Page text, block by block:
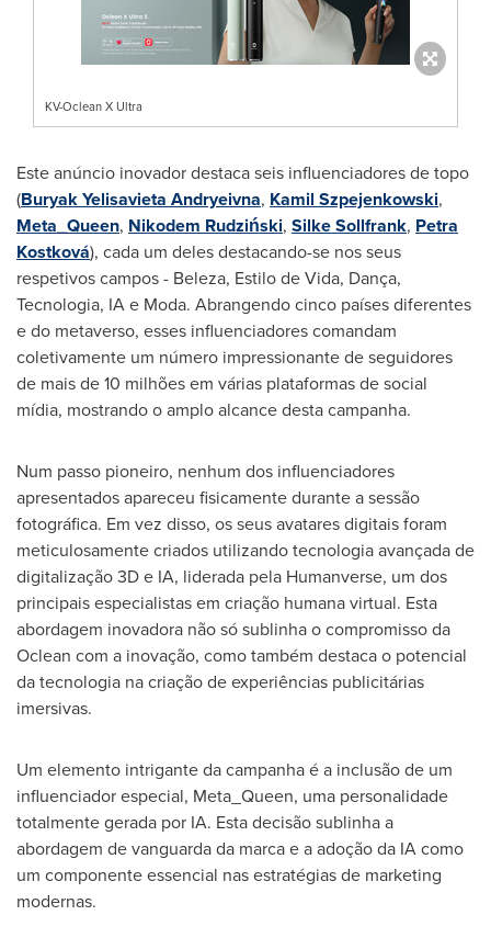
KV-Oclean X Ultra
Este anúncio inovador destaca seis influenciadores de topo
(Buryak Yelisavieta Andryeivna, Kamil Szpejenkowski,
Meta_Queen, Nikodem Rudziński, Silke Sollfrank, Petra
Kostková), cada um deles destacando-se nos seus
respetivos campos - Beleza, Estilo de Vida, Dança,
Tecnologia, IA e Moda. Abrangendo cinco países diferentes
e do metaverso, esses influenciadores comandam
coletivamente um número impressionante de seguidores
de mais de 10 milhões em várias plataformas de social
mídia, mostrando o amplo alcance desta campanha.
Num passo pioneiro, nenhum dos influenciadores
apresentados apareceu fisicamente durante a sessão
fotográfica. Em vez disso, os seus avatares digitais foram
meticulosamente criados utilizando tecnologia avançada de
digitalização 3D e IA, liderada pela Humanverse, um dos
principais especialistas em criação humana virtual. Esta
abordagem inovadora não só sublinha o compromisso da
Oclean com a inovação, como também destaca o potencial
da tecnologia na criação de experiências publicitárias
imersivas.
Um elemento intrigante da campanha é a inclusão de um
influenciador especial, Meta_Queen, uma personalidade
totalmente gerada por IA. Esta decisão sublinha a
abordagem de vanguarda da marca e a adoção da IA como
um componente essencial nas estratégias de marketing
modernas.